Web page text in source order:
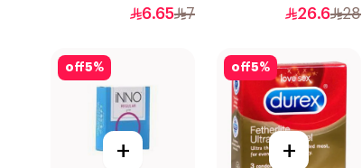
28
26.6
7
6.65
5%
off
+
5%
off
+